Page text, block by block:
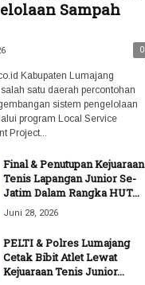
Sampah
0
Kabupaten Lumajang
satu daerah percontohan
sistem pengelolaan
program Local Service
Project...
Final & Penutupan Kejuaraan
Tenis Lapangan Junior Se-
Jatim Dalam Rangka HUT...
Juni 28, 2026
PELTI & Polres Lumajang
Cetak Bibit Atlet Lewat
Kejuaraan Tenis Junior...